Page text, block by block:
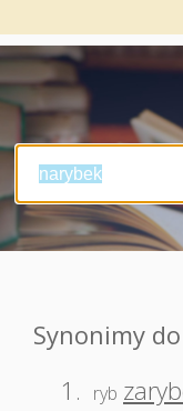
Synonimy
1.
ryb